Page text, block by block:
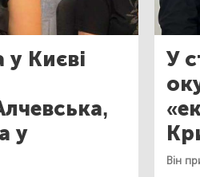
Києві
у
У
Він